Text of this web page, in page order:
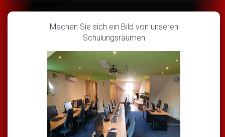
Machen Sie sich ein Bild von unseren
Schulungsräumen